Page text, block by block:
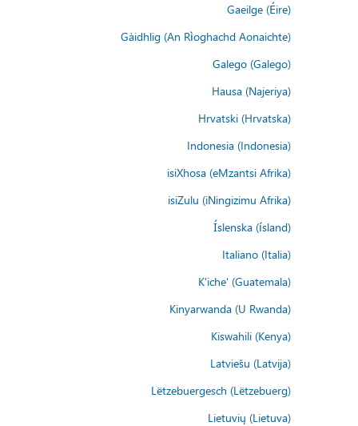
Gaeilge (Éire)
Gàidhlig (An Rìoghachd Aonaichte)
Galego (Galego)
Hausa (Najeriya)
Hrvatski (Hrvatska)
Indonesia (Indonesia)
isiXhosa (eMzantsi Afrika)
isiZulu (iNingizimu Afrika)
Íslenska (ísland)
Italiano (Italia)
K'iche' (Guatemala)
Kinyarwanda (U Rwanda)
Kiswahili (Kenya)
Latviešu (Latvija)
Lëtzebuergesch (Lëtzebuerg)
Lietuvių (Lietuva)